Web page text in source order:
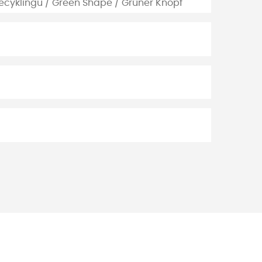
/ Green Shape / Grüner Knopf